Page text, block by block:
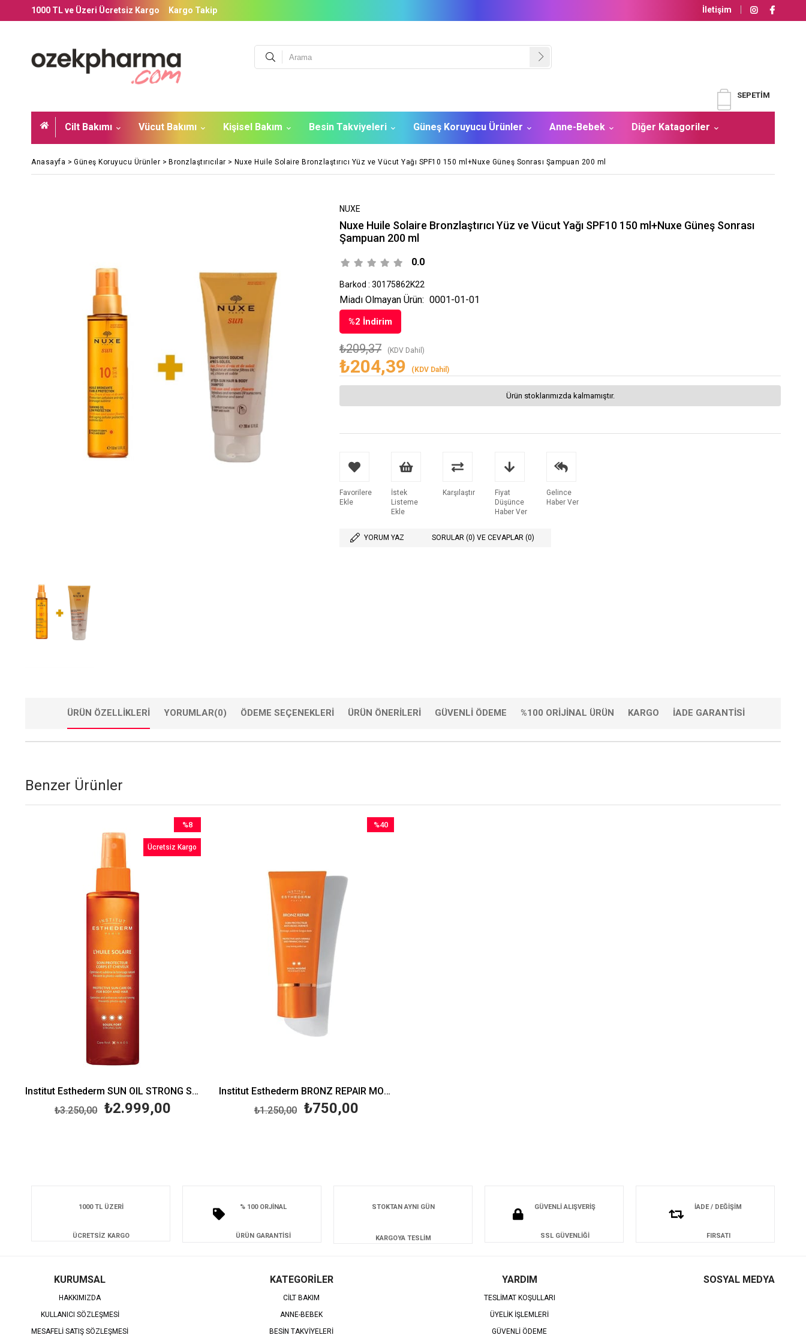
1000 TL ve Üzeri Ücretsiz Kargo Kargo Takip İletişim
SEPETIM
Cilt Bakımı Vücut Bakımı Kişisel Bakım Besin Takviyeleri Güneş Koruyucu Ürünler Anne-Bebek Diğer Katagoriler
Anasayfa > Güneş Koruyucu Ürünler > Bronzlaştırıcılar > Nuxe Huile Solaire Bronzlaştırıcı Yüz ve Vücut Yağı SPF10 150 ml+Nuxe Güneş Sonrası Şampuan 200 ml
NUXE
Nuxe Huile Solaire Bronzlaştırıcı Yüz ve Vücut Yağı SPF10 150 ml+Nuxe Güneş Sonrası
Şampuan 200 ml
0.0
Barkod : 30175862K22
%2 İndirim
₺209,37 (KDV Dahil)
₺204,39 (KDV Dahil)
Miadı Olmayan Ürün: 0001-01-01
Ürün stoklarımızda kalmamıştır.
Favorilere
Ekle
İstek
Listeme
Ekle
Karşılaştır
Fiyat
Düşünce
Haber Ver
Gelince
Haber Ver
YORUM YAZ SORULAR (0) VE CEVAPLAR (0)
ÜRÜN ÖZELLIKLERI YORUMLAR(0) ÖDEME SEÇENEKLERI ÜRÜN ÖNERILERI GÜVENLI ÖDEME %100 ORIJINAL ÜRÜN KARGO İADE GARANTISI
Benzer Ürünler
Institut Esthederm SUN OIL STRONG SUN 150 ML
₺2.999,00
₺3.250,00
%8
İndirim
%8İndirim
Ücretsiz Kargo
Institut Esthederm BRONZ REPAIR MODERATE SUN 50 ML
₺750,00
₺1.250,00
%40
1000 TL ÜZERİ
ÜCRETSİZ KARGO
% 100 ORJİNAL
ÜRÜN GARANTİSİ
STOKTAN AYNI GÜN
KARGOYA TESLİM
GÜVENLİ ALIŞVERİŞ
SSL GÜVENLİĞİ
İADE / DEĞİŞİM
FIRSATI
KURUMSAL
HAKKIMIZDA
KULLANICI SÖZLEŞMESİ
MESAFELİ SATIŞ SÖZLEŞMESİ
KATEGORİLER
CİLT BAKIM
ANNE-BEBEK
BESİN TAKVİYELERİ
YARDIM
TESLİMAT KOŞULLARI
ÜYELİK İŞLEMLERİ
GÜVENLİ ÖDEME
SOSYAL MEDYA